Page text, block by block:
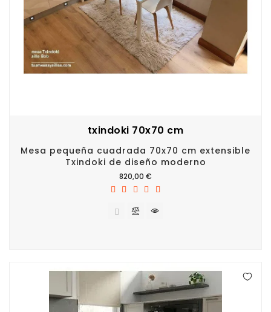
txindoki 70x70 cm
Mesa pequeña cuadrada 70x70 cm extensible
Txindoki de diseño moderno
Precio
820,00 €